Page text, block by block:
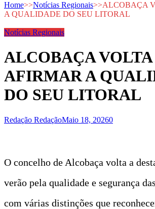
Home>>Notícias Regionais>>ALCOBAÇA
A QUALIDADE DO SEU LITORAL
Notícias Regionais
ALCOBAÇA VOLTA
AFIRMAR A
DO SEU LITORAL
Redação RedaçãoMaio 18, 20260
O concelho de Alcobaça volta a
verão pela qualidade e segurança
com várias distinções que